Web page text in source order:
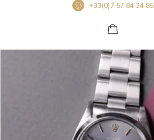
+33(0)7 57 84 34 85